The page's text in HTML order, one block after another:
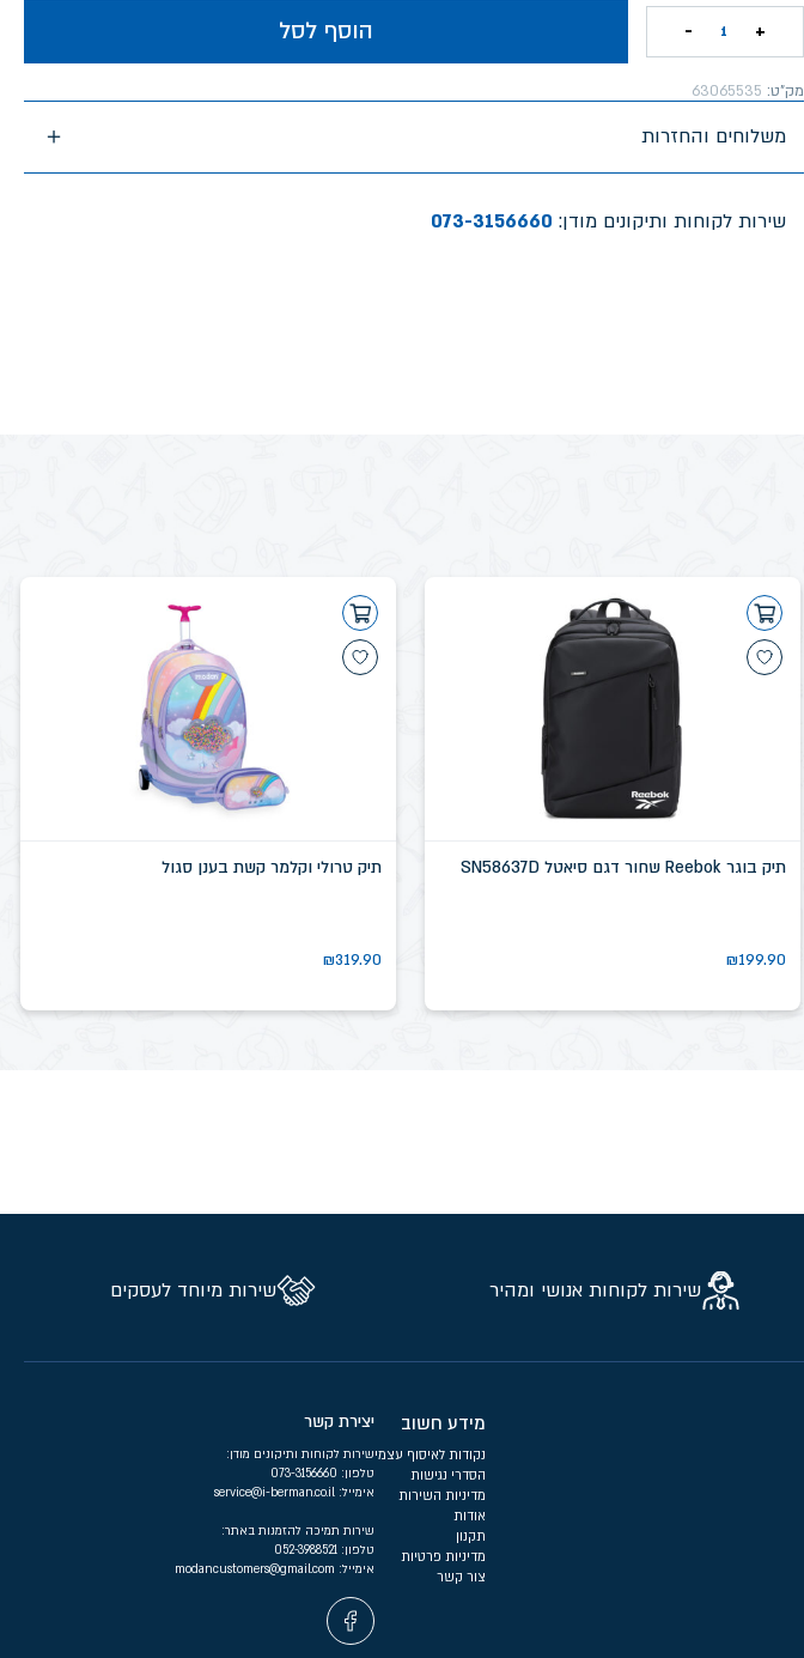
הוסף לסל +
1
-
מק"ט: 63065535
משלוחים והחזרות
שירות לקוחות ותיקונים מודן: 073-3156660
תיק בוגר Reebok שחור דגם סיאטל SN58637D
₪199.90
תיק טרולי וקלמר קשת בענן סגול
₪319.90
שירות לקוחות אנושי ומהיר שירות מיוחד לעסקים
מידע חשוב
נקודות לאיסוף עצמי
הסדרי נגישות
מדיניות השירות
אודות
תקנון
מדיניות פרטיות
צור קשר
יצירת קשר
שירות לקוחות ותיקונים מודן:
טלפון:
אימייל:
שירות תמיכה להזמנות באתר:
טלפון:
אימייל: